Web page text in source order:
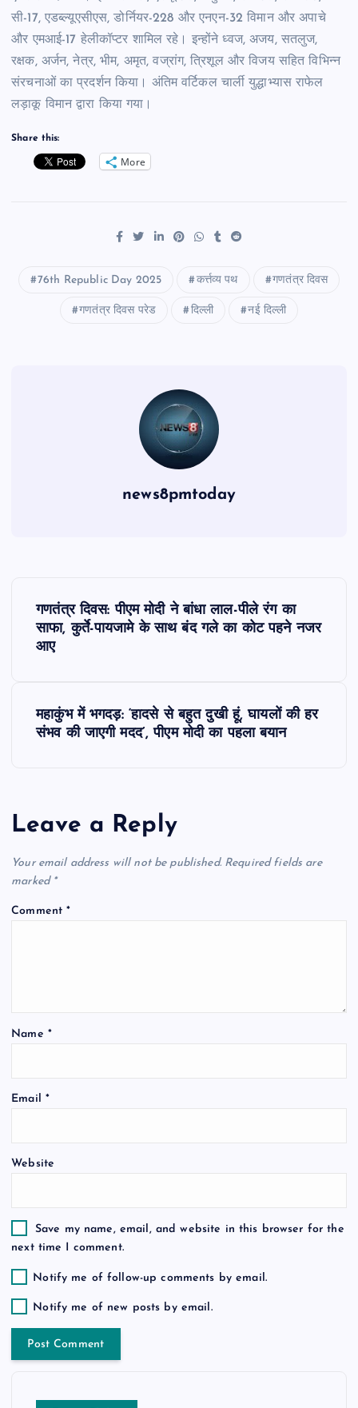
सी-17, एडब्ल्यूएसीएस, डोर्नियर-228 और एनएन-32 विमान और अपाचे
और एमआई-17 हेलीकॉप्टर शामिल रहे। इन्होंने ध्वज, अजय, सतलुज,
रक्षक, अर्जन, नेत्र, भीम, अमृत, वज्रांग, त्रिशूल और विजय सहित विभिन्न
संरचनाओं का प्रदर्शन किया। अंतिम वर्टिकल चार्ली युद्धाभ्यास राफेल
लड़ाकू विमान द्वारा किया गया।
Share this:
More
76th Republic Day 2025 कर्त्तव्य पथ गणतंत्र दिवस
गणतंत्र दिवस परेड दिल्ली नई दिल्ली
news8pmtoday
v
i
g
i
n
गणतंत्र दिवस: पीएम मोदी ने बांधा लाल-पीले रंग का
साफा, कुर्ते-पायजामे के साथ बंद गले का कोट पहने नजर
आए
महाकुंभ में भगदड़: ‘हादसे से बहुत दुखी हूं, घायलों की हर
संभव की जाएगी मदद’, पीएम मोदी का पहला बयान
Leave a Reply
Your email address will not be published. Required fields are
marked *
Comment*
Name *
Email *
Website
Save my name, email, and website in this browser for the
next time I comment.
Notify me of follow-up comments by email.
Notify me of new posts by email.